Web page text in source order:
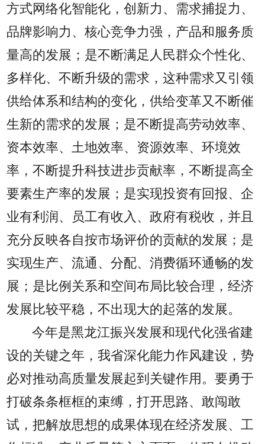
方式网络化智能化，创新力、需求捕捉力、
品牌影响力、核心竞争力强，产品和服务质
量高的发展；是不断满足人民群众个性化、
多样化、不断升级的需求，这种需求又引领
供给体系和结构的变化，供给变革又不断催
生新的需求的发展；是不断提高劳动效率、
资本效率、土地效率、资源效率、环境效
率，不断提升科技进步贡献率，不断提高全
要素生产率的发展；是实现投资有回报、企
业有利润、员工有收入、政府有税收，并且
充分反映各自按市场评价的贡献的发展；是
实现生产、流通、分配、消费循环通畅的发
展；是比例关系和空间布局比较合理，经济
发展比较平稳，不出现大的起落的发展。
今年是黑龙江振兴发展和现代化强省建
设的关键之年，我省深化能力作风建设，势
必对推动高质量发展起到关键作用。要勇于
打破条条框框的束缚，打开思路、敢闯敢
试，把解放思想的成果体现在经济发展、工